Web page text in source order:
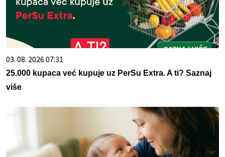
03. 08. 2026 07:31
25.000 kupaca već kupuje uz PerSu Extra. A ti? Saznaj
više